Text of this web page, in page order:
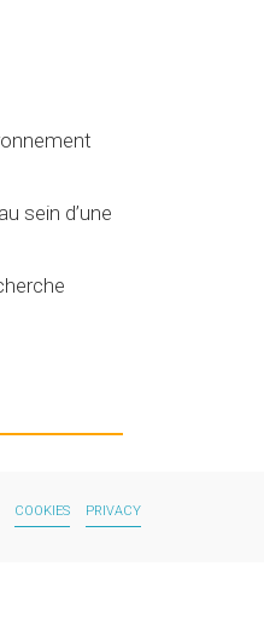
sein d’une
COOKIES PRIVACY